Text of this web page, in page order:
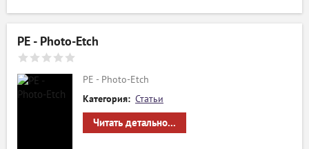
PE - Photo-Еtch
PE - Photo-Еtch
Категория: Статьи
Читать детально...